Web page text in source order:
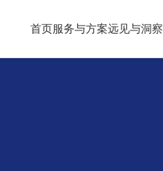
首页服务与方案远见与洞察